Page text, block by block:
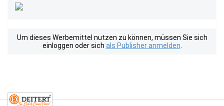
Um dieses Werbemittel nutzen zu können, müssen Sie sich
einloggen oder sich als Publisher anmelden